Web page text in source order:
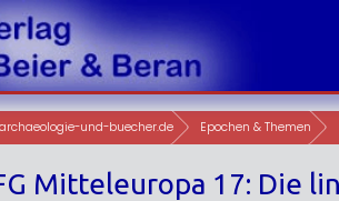
und-buecher.de Epochen & Themen
Mitteleuropa 17: Die